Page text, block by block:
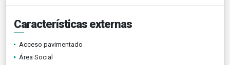
Características externas
Acceso pavimentado
Área Social